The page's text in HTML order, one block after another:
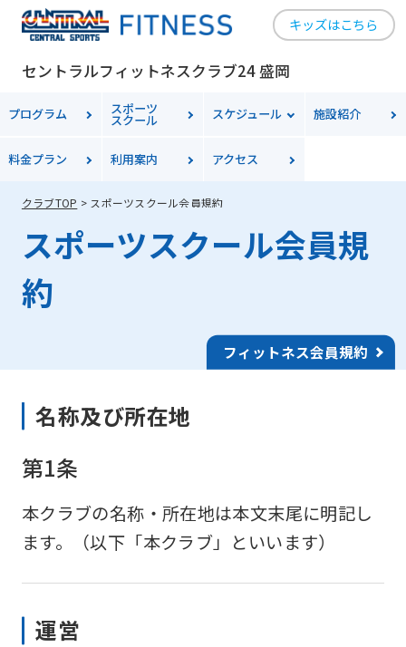
キッズはこちら
セントラルフィットネスクラブ24 盛岡
プログラム スポーツ
スクール スケジュール 施設紹介
料金プラン 利用案内 アクセス
クラブTOP スポーツスクール会員規約
スポーツスクール会員規
約
フィットネス会員規約
名称及び所在地
第1条
本クラブの名称・所在地は本文末尾に明記し
ます。（以下「本クラブ」といいます）
運営